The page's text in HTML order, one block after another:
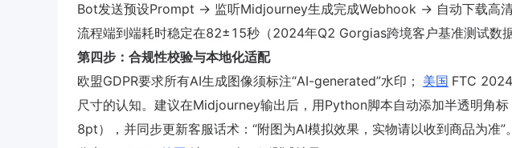
Bot发送预设Prompt → 监听Midjourney生成完成Webhook → 自动下载高
流程端到端耗时稳定在82±15秒（2024年Q2 Gorgias跨境客户基准测试数据
第四步：合规性校验与本地化适配
欧盟GDPR要求所有AI生成图像须标注“AI-generated”水印； 美国 FTC
尺寸的认知。建议在Midjourney输出后，用Python脚本自动添加半透明角
8pt），并同步更新客服话术：“附图为AI模拟效果，实物请以收到商品为准